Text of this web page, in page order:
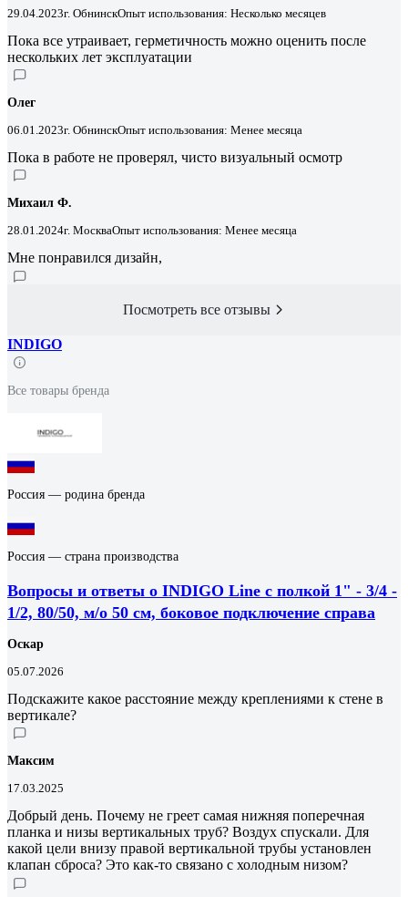
29.04.2023г. ОбнинскОпыт использования: Несколько месяцев
Пока все утраивает, герметичность можно оценить после
нескольких лет эксплуатации
Олег
06.01.2023г. ОбнинскОпыт использования: Менее месяца
Пока в работе не проверял, чисто визуальный осмотр
Михаил Ф.
28.01.2024г. МоскваОпыт использования: Менее месяца
Мне понравился дизайн,
Посмотреть все отзывы
INDIGO
Все товары бренда
Россия — родина бренда
Россия — страна производства
Вопросы и ответы о INDIGO Line с полкой 1" - 3/4 -
1/2, 80/50, м/о 50 см, боковое подключение справа
Оскар
05.07.2026
Подскажите какое расстояние между креплениями к стене в
вертикале?
Максим
17.03.2025
Добрый день. Почему не греет самая нижняя поперечная
планка и низы вертикальных труб? Воздух спускали. Для
какой цели внизу правой вертикальной трубы установлен
клапан сброса? Это как-то связано с холодным низом?